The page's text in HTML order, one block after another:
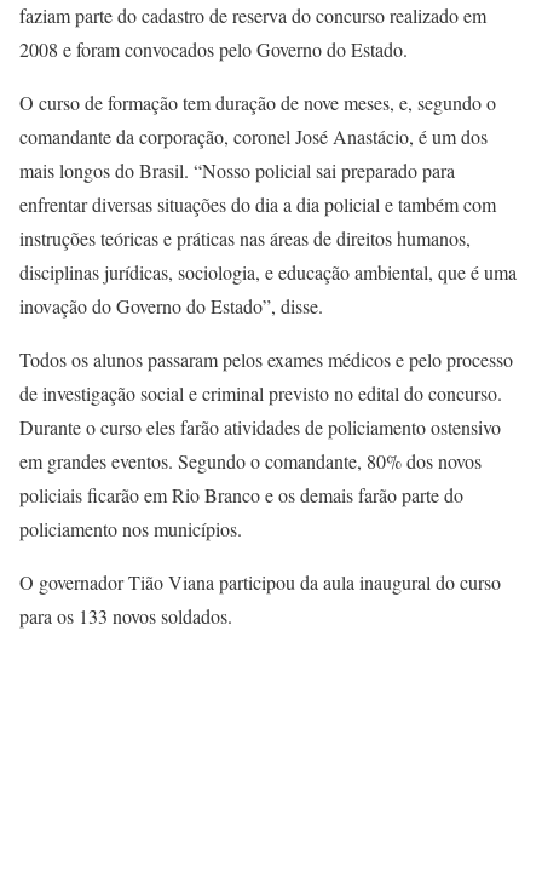
faziam parte do cadastro de reserva do concurso realizado em
2008 e foram convocados pelo Governo do Estado.
O curso de formação tem duração de nove meses, e, segundo o
comandante da corporação, coronel José Anastácio, é um dos
mais longos do Brasil. “Nosso policial sai preparado para
enfrentar diversas situações do dia a dia policial e também com
instruções teóricas e práticas nas áreas de direitos humanos,
disciplinas jurídicas, sociologia, e educação ambiental, que é uma
inovação do Governo do Estado”, disse.
Todos os alunos passaram pelos exames médicos e pelo processo
de investigação social e criminal previsto no edital do concurso.
Durante o curso eles farão atividades de policiamento ostensivo
em grandes eventos. Segundo o comandante, 80% dos novos
policiais ficarão em Rio Branco e os demais farão parte do
policiamento nos municípios.
O governador Tião Viana participou da aula inaugural do curso
para os 133 novos soldados.